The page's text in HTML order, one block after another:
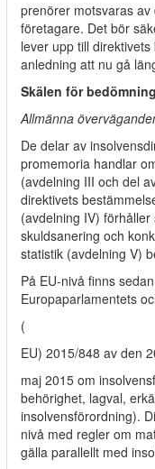
prenörer motsvaras
företagare. Det bör
lever upp till
anledning att nu gå
Skälen för
Allmänna
De delar av
promemoria handlar
(avdelning III och del
direktivets
(avdelning IV)
skuldsanering och
statistik (avdelning V)
På EU-nivå finns
Europaparlamentets
(
EU) 2015/848 av den
maj 2015 om
behörighet, lagval,
insolvensförordning).
nivå med regler om
gälla parallellt med